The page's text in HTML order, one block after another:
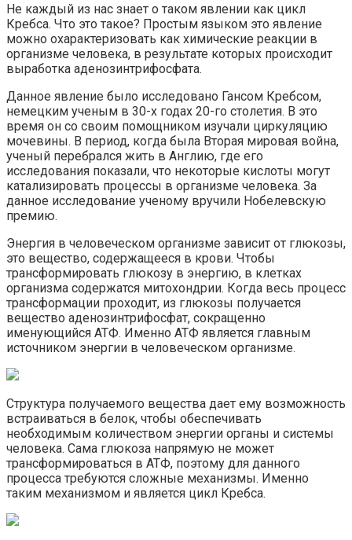
Не каждый из нас знает о таком явлении как цикл
Кребса. Что это такое? Простым языком это явление
можно охарактеризовать как химические реакции в
организме человека, в результате которых происходит
выработка аденозинтрифосфата.
Данное явление было исследовано Гансом Кребсом,
немецким ученым в 30-х годах 20-го столетия. В это
время он со своим помощником изучали циркуляцию
мочевины. В период, когда была Вторая мировая война,
ученый перебрался жить в Англию, где его
исследования показали, что некоторые кислоты могут
катализировать процессы в организме человека. За
данное исследование ученому вручили Нобелевскую
премию.
Энергия в человеческом организме зависит от глюкозы,
это вещество, содержащееся в крови. Чтобы
трансформировать глюкозу в энергию, в клетках
организма содержатся митохондрии. Когда весь процесс
трансформации проходит, из глюкозы получается
вещество аденозинтрифосфат, сокращенно
именующийся АТФ. Именно АТФ является главным
источником энергии в человеческом организме.
Структура получаемого вещества дает ему возможность
встраиваться в белок, чтобы обеспечивать
необходимым количеством энергии органы и системы
человека. Сама глюкоза напрямую не может
трансформироваться в АТФ, поэтому для данного
процесса требуются сложные механизмы. Именно
таким механизмом и является цикл Кребса.